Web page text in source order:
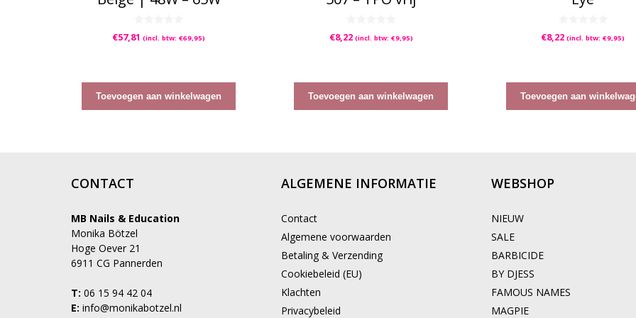
0
v
€57,81 (incl. btw:€69,95)
Toevoegen aan winkelwagen
0
v
€8,22 (incl. btw: €9,95)
Toevoegen aan winkelwagen
0
v
€8,22 (incl. btw:€9,95)
Toevoegen aan
CONTACT
MB Nails & Education
Monika Bötzel
Hoge Oever 21
6911 CG Pannerden
T: 06 15 94 42 04
E: info@monikabotzel.nl
ALGEMENE INFORMATIE
Contact
Algemene voorwaarden
Betaling & Verzending
Cookiebeleid (EU)
Klachten
Privacybeleid
WEBSHOP
NIEUW
SALE
BARBICIDE
BY DJESS
FAMOUS NAMES
MAGPIE